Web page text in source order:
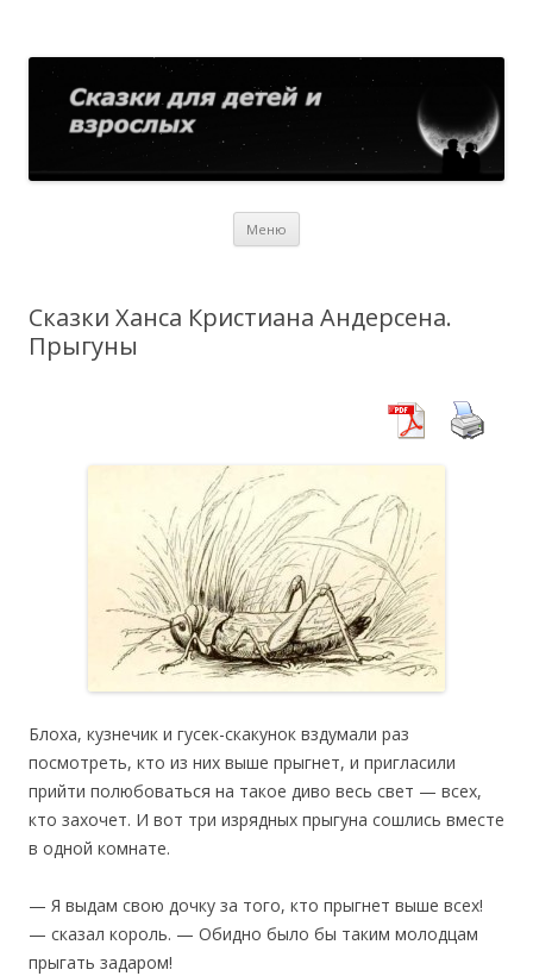
Меню
Сказки Ханса Кристиана Андерсена.
Прыгуны
Блоха, кузнечик и гусек-скакунок вздумали раз
посмотреть, кто из них выше прыгнет, и пригласили
прийти полюбоваться на такое диво весь свет — всех,
кто захочет. И вот три изрядных прыгуна сошлись вместе
в одной комнате.
— Я выдам свою дочку за того, кто прыгнет выше всех!
— сказал король. — Обидно было бы таким молодцам
прыгать задаром!